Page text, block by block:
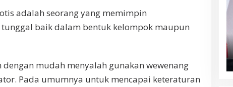
adalah seorang yang memimpin
baik dalam bentuk kelompok maupun
mudah menyalah gunakan wewenang
Pada umumnya untuk mencapai keteraturan